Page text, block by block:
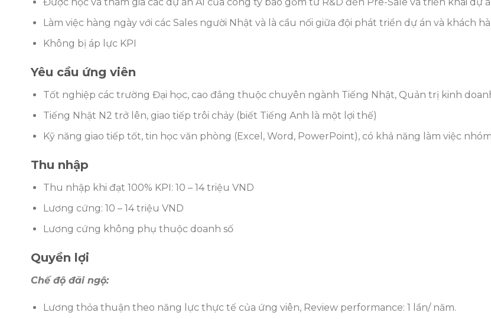
Được học và tham gia các dự án AI của công ty bao gồm từ R&D đến Pre-Sale và triển khai dự
Làm việc hàng ngày với các Sales người Nhật và là cầu nối giữa đội phát triển dự án và khách
Không bị áp lực KPI
Yêu cầu ứng viên
Tốt nghiệp các trường Đại học, cao đẳng thuộc chuyên ngành Tiếng Nhật, Quản trị kinh
Tiếng Nhật N2 trở lên, giao tiếp trôi chảy (biết Tiếng Anh là một lợi thế)
Kỹ năng giao tiếp tốt, tin học văn phòng (Excel, Word, PowerPoint), có khả năng làm việc
Thu nhập
Thu nhập khi đạt 100% KPI: 10 – 14 triệu VND
Lương cứng: 10 – 14 triệu VND
Lương cứng không phụ thuộc doanh số
Quyền lợi
Chế độ đãi ngộ:
Lương thỏa thuận theo năng lực thực tế của ứng viên, Review performance: 1 lần/ năm.